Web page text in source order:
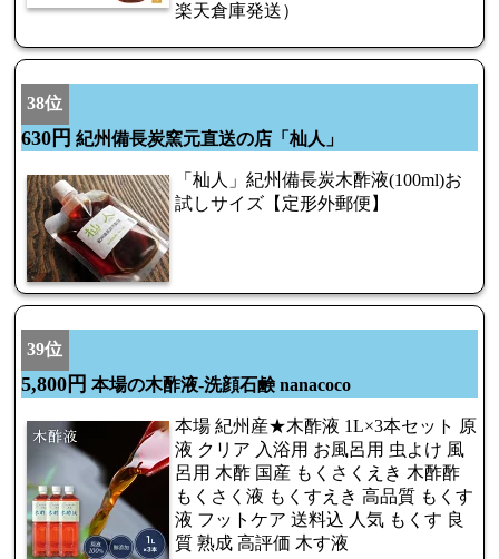
楽天倉庫発送）
38位
630円 紀州備長炭窯元直送の店「杣人」
「杣人」紀州備長炭木酢液(100ml)お
試しサイズ【定形外郵便】
39位
5,800円 本場の木酢液-洗顔石鹸 nanacoco
本場 紀州産★木酢液 1L×3本セット 原
液 クリア 入浴用 お風呂用 虫よけ 風
呂用 木酢 国産 もくさくえき 木酢酢
もくさく液 もくすえき 高品質 もくす
液 フットケア 送料込 人気 もくす 良
質 熟成 高評価 木す液